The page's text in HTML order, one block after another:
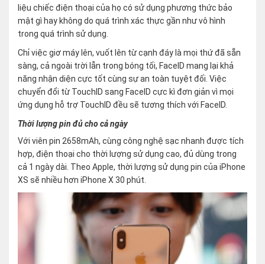
liệu chiếc điện thoại của họ có sử dụng phương thức bảo
mật gì hay không do quá trình xác thực gần như vô hình
trong quá trình sử dụng.
Chỉ việc giơ máy lên, vuốt lên từ cạnh đáy là mọi thứ đã sẵn
sàng, cả ngoài trời lẫn trong bóng tối, FaceID mang lại khả
năng nhận diện cực tốt cùng sự an toàn tuyệt đối. Việc
chuyển đổi từ TouchID sang FaceID cực kì đơn giản vì mọi
ứng dụng hỗ trợ TouchID đều sẽ tương thích với FaceID.
Thời lượng pin đủ cho cả ngày
Với viên pin 2658mAh, cùng công nghệ sạc nhanh được tích
hợp, điện thoại cho thời lượng sử dụng cao, đủ dùng trong
cả 1 ngày dài. Theo Apple, thời lượng sử dụng pin của iPhone
XS sẽ nhiều hơn iPhone X 30 phút.